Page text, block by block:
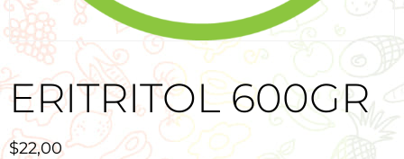
ERITRITOL 600GR
$22,00